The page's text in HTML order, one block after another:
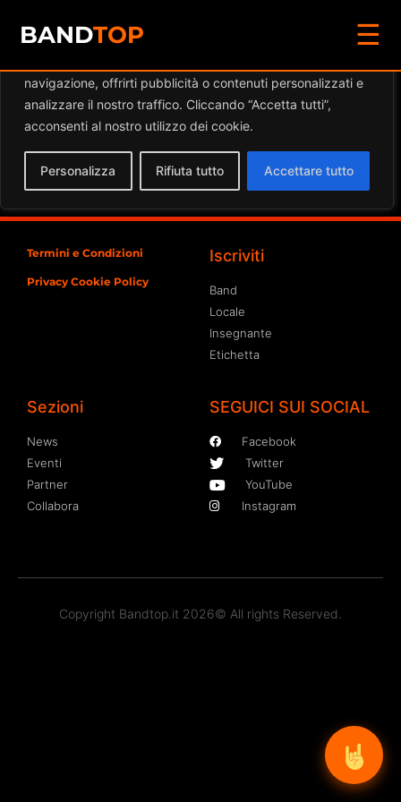
Diamo valore alla tua privacy
navigazione, offrirti pubblicità o contenuti personalizzati e
analizzare il nostro traffico. Cliccando “Accetta tutti”,
acconsenti al nostro utilizzo dei cookie.
Personalizza Rifiuta tutto Accettare tutto
BANDTOP
☰
Eventi a
PALAGERUNDIUM
Spiacente, ma nessun risultato è stato trovato per
l'archivio richiesto
Termini e Condizioni
Privacy Cookie Policy
Iscriviti
Band
Locale
Insegnante
Etichetta
Sezioni
News
Eventi
Partner
Collabora
SEGUICI SUI SOCIAL
Facebook
Twitter
YouTube
Instagram
Copyright Bandtop.it 2026© All rights Reserved.